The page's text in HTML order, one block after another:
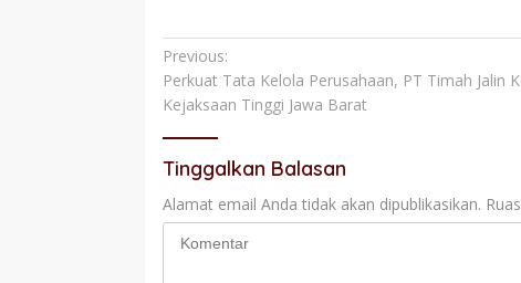
Navigasi
pos
Previous:
Perkuat Tata Kelola Perusahaan, PT Timah Jalin
Kejaksaan Tinggi Jawa Barat
Tinggalkan Balasan
Alamat email Anda tidak akan dipublikasikan.